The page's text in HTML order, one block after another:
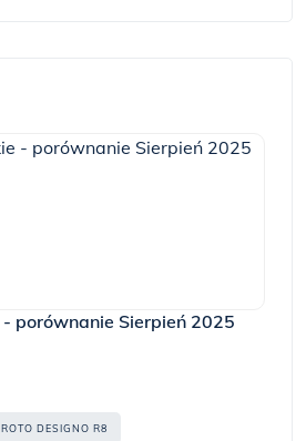
porównanie Sierpień 2025
ROTO DESIGNO R8